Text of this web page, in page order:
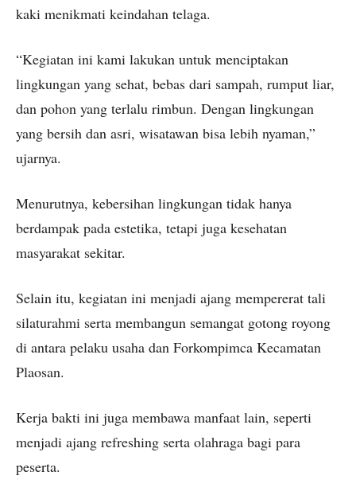
kaki menikmati keindahan telaga.
“Kegiatan ini kami lakukan untuk menciptakan
lingkungan yang sehat, bebas dari sampah, rumput liar,
dan pohon yang terlalu rimbun. Dengan lingkungan
yang bersih dan asri, wisatawan bisa lebih nyaman,”
ujarnya.
Menurutnya, kebersihan lingkungan tidak hanya
berdampak pada estetika, tetapi juga kesehatan
masyarakat sekitar.
Selain itu, kegiatan ini menjadi ajang mempererat tali
silaturahmi serta membangun semangat gotong royong
di antara pelaku usaha dan Forkompimca Kecamatan
Plaosan.
Kerja bakti ini juga membawa manfaat lain, seperti
menjadi ajang refreshing serta olahraga bagi para
peserta.